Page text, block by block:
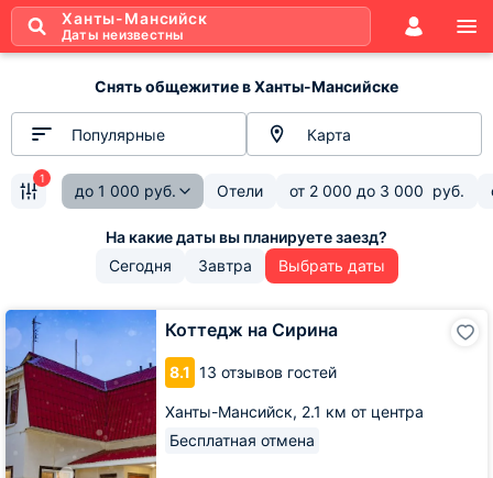
Ханты-Мансийск
Даты неизвестны
Снять общежитие в Ханты-Мансийске
Популярные Карта
до 1 000 руб. Отели от 2 000 до 3 000 руб.
1
Сегодня Завтра Выбрать даты
Коттедж на Сирина
8.1 13 отзывов гостей
Ханты-Мансийск, 2.1 км от центра
Бесплатная отмена
Коттедж
Сирина